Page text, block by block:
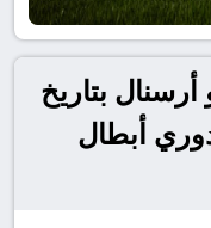
أرسنال بتاريخ
دوري أبطال